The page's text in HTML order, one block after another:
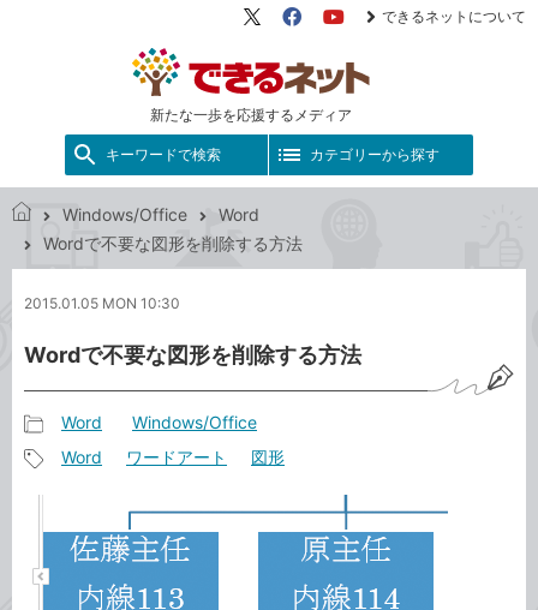
新たな一歩を応援するメディア
X（旧
FacebookYouTube
できるネットについて
キーワードで検索 カテゴリーから探す
で
ネ
ト
Windows/Office
Word
Wordで不要な図形を削除する方法
2015.01.05 MON 10:30
Wordで不要な図形を削除する方法
事
テ
リ
Word Windows/Office
タ
グ
Word ワードアート 図形